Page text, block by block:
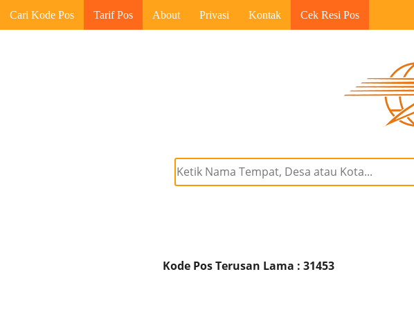
Cari Kode Pos Tarif Pos About Privasi Kontak Cek Resi Pos
Kode Pos Terusan Lama : 31453